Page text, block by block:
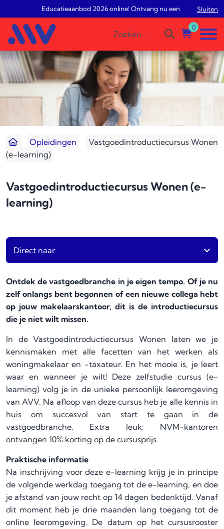
Educatieaanbod 2026 online! Ontvang nu een gratisSluiten
0
Opleidingen
Vastgoedintroductiecursus Wonen
(e-learning)
Vastgoedintroductiecursus Wonen (e-
learning)
Direct naar
Ontdek de vastgoedbranche in je eigen tempo. Of je nu
zelf onlangs bent begonnen of een nieuwe collega hebt
op jouw makelaarskantoor, dit is de introductiecursus
die je niet wilt missen.
In de Vastgoedintroductiecursus Wonen laten we je
kennismaken met alle facetten van het werken als
woningmakelaar en -taxateur. En het mooie is, je leert
waar en wanneer je wilt! Deze zelfstudie cursus (e-
learning) volg je in de unieke persoonlijk leeromgeving
van AVV. Na afloop van deze cursus heb je alle kennis in
huis om succesvol van start te gaan in de
vastgoedbranche. Extra leuk: NVM-kantoren
ontvangen 10% korting op de cursusprijs.
Praktische informatie
Na inschrijving voor deze e-learning krijg je in principe
de volgende werkdag toegang tot de e-learning, en doe
je afstand van jouw recht op 14 dagen bedenktijd. Vanaf
dit moment heb je drie maanden lang toegang tot de
online leeromgeving. De datum op het cursusrooster